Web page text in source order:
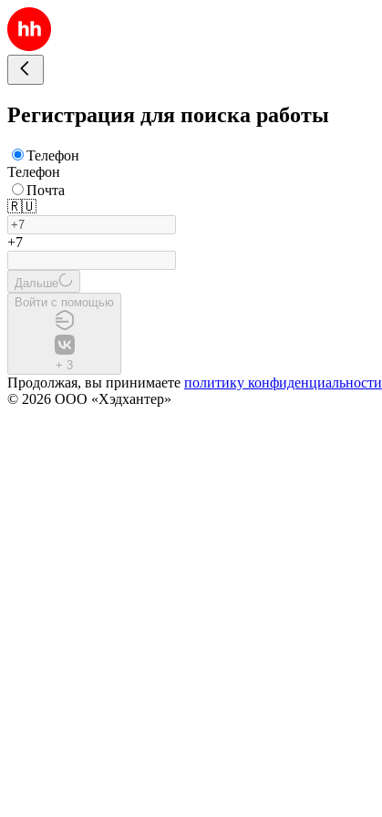
Регистрация для поиска работы
Телефон
Телефон
Почта
🇷🇺
+7
Дальше
Войти с помощью
+ 3
Продолжая, вы принимаете политику конфиденциальности
© 2026 ООО «Хэдхантер»